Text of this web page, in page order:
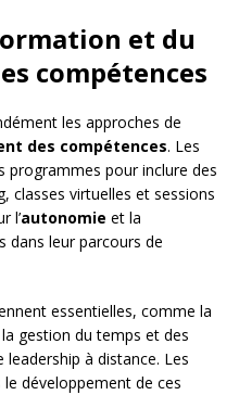
et du
compétences
les approches de
des compétences. Les
programmes pour inclure des
classes virtuelles et sessions
l’autonomie et la
dans leur parcours de
essentielles, comme la
gestion du temps et des
à distance. Les
développement de ces